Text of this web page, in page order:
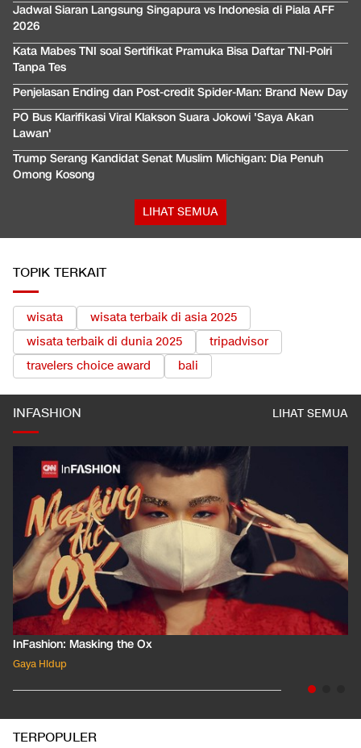
Jadwal Siaran Langsung Singapura vs Indonesia di Piala AFF
2026
Kata Mabes TNI soal Sertifikat Pramuka Bisa Daftar TNI-Polri
Tanpa Tes
Penjelasan Ending dan Post-credit Spider-Man: Brand New Day
PO Bus Klarifikasi Viral Klakson Suara Jokowi 'Saya Akan
Lawan'
Trump Serang Kandidat Senat Muslim Michigan: Dia Penuh
Omong Kosong
LIHAT SEMUA
TOPIK TERKAIT
wisata
wisata terbaik di asia 2025
wisata terbaik di dunia 2025
tripadvisor
travelers choice award
bali
INFASHION LIHAT SEMUA
InFashion: Masking the Ox
Gaya Hidup
TERPOPULER